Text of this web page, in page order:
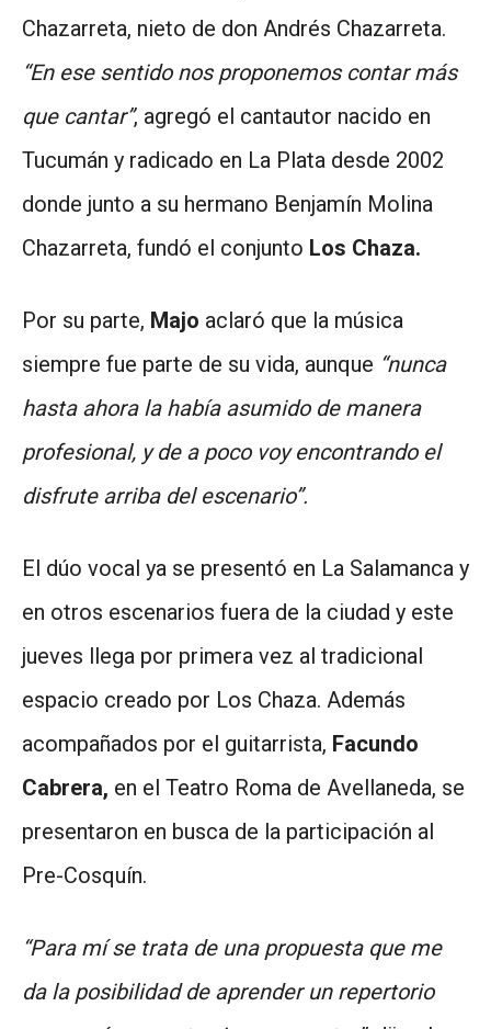
Chazarreta, nieto de don Andrés Chazarreta.
“En ese sentido nos proponemos contar más
que cantar”, agregó el cantautor nacido en
Tucumán y radicado en La Plata desde 2002
donde junto a su hermano Benjamín Molina
Chazarreta, fundó el conjunto Los Chaza.
Por su parte, Majo aclaró que la música
siempre fue parte de su vida, aunque “nunca
hasta ahora la había asumido de manera
profesional, y de a poco voy encontrando el
disfrute arriba del escenario”.
El dúo vocal ya se presentó en La Salamanca y
en otros escenarios fuera de la ciudad y este
jueves llega por primera vez al tradicional
espacio creado por Los Chaza. Además
acompañados por el guitarrista, Facundo
Cabrera, en el Teatro Roma de Avellaneda, se
presentaron en busca de la participación al
Pre-Cosquín.
“Para mí se trata de una propuesta que me
da la posibilidad de aprender un repertorio